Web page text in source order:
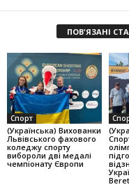
ПОВ'ЯЗАНІ
Спорт
(Українська) Вихованки
Львівського фахового
коледжу спорту
вибороли дві медалі
чемпіонату Європи